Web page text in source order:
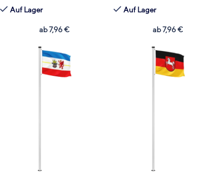
Auf Lager
ab7,96€
Auf Lager
ab7,96€